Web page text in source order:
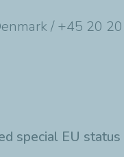
/ +45 20
special EU status